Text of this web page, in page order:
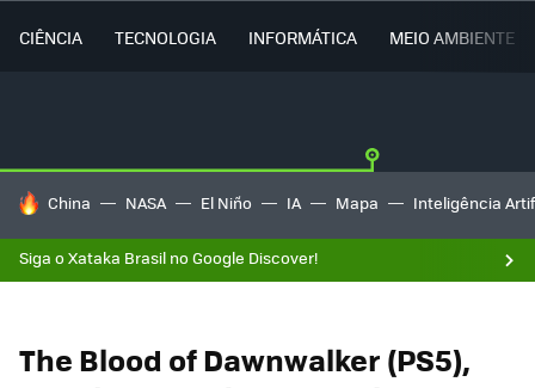
CIÊNCIA TECNOLOGIA INFORMÁTICA MEIO AMBIENTE
TENDÊNCIAS DO DIA
China NASA El Niño IA Mapa Inteligência
Siga o Xataka Brasil no Google Discover!
The Blood of Dawnwalker (PS5),